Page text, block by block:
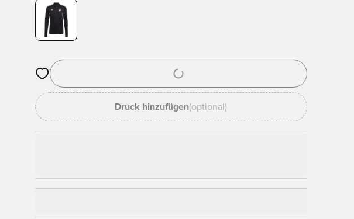
Öffnet ein Fenster zum Anmelden oder Registrieren als Mitglied
Druck hinzufügen(optional)